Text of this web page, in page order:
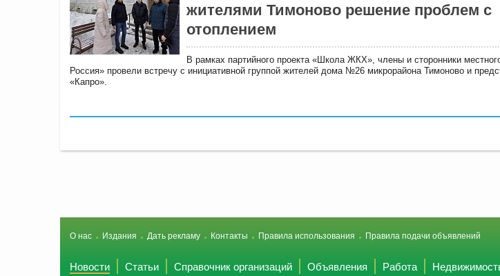
жителями Тимоново решение проблем с
отоплением
В рамках партийного проекта «Школа ЖКХ», члены и сторонники
Россия» провели встречу с инициативной группой жителей дома №26 микрорайона Тимоново и
«Капро».
О нас Издания Дать рекламу Контакты Правила использования Правила подачи объявлений
Новости Статьи Справочник организаций Объявления Работа